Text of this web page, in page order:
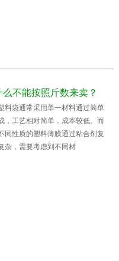
不能按照斤数来卖？
料袋通常采用单一材料通过简单
，工艺相对简单，成本较低。而
同性质的塑料薄膜通过粘合剂复
杂，需要考虑到不同材